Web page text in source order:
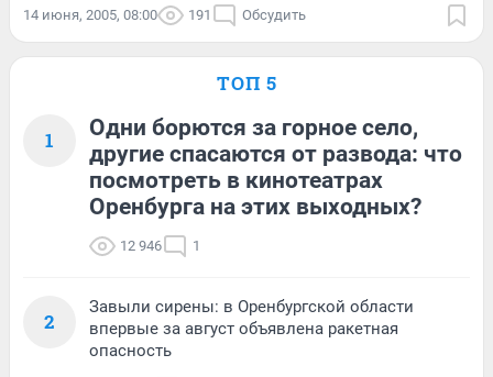
14 июня, 2005, 08:00 191 Обсудить
ТОП 5
1
Одни борются за горное село,
другие спасаются от развода: что
посмотреть в кинотеатрах
Оренбурга на этих выходных?
12 946 1
2
Завыли сирены: в Оренбургской области
впервые за август объявлена ракетная
опасность